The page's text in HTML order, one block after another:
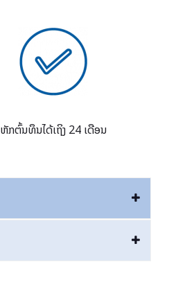
ຫັກຕົ້ນທຶນໄດ້ເຖິງ 24 ເດືອນ